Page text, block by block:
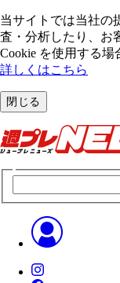
当サイトでは当社の
査・分析したり、お
Cookie を使⽤する場
詳しくはこちら
閉じる